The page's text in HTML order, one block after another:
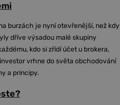
burzách je nyní otevřenější, než kdy
dříve výsadou malé skupiny
kdo si zřídí účet u brokera,
vrhne do světa obchodování
a principy.